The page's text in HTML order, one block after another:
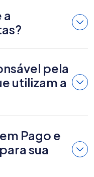
a
pela
utilizam a
Pago e
sua